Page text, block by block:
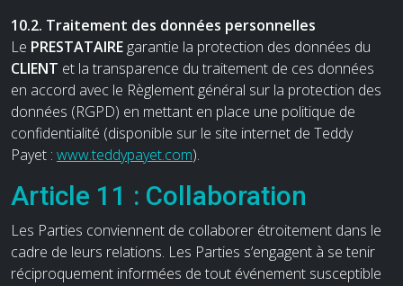
10.2. Traitement des données personnelles
Le PRESTATAIRE garantie la protection des données du
CLIENT et la transparence du traitement de ces données
en accord avec le Règlement général sur la protection des
données (RGPD) en mettant en place une politique de
confidentialité (disponible sur le site internet de Teddy
Payet : www.teddypayet.com).
Article 11 : Collaboration
Les Parties conviennent de collaborer étroitement dans le
cadre de leurs relations. Les Parties s’engagent à se tenir
réciproquement informées de tout événement susceptible